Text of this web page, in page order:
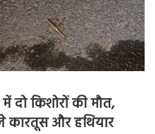
किशोरों की मौत,
और हथियार